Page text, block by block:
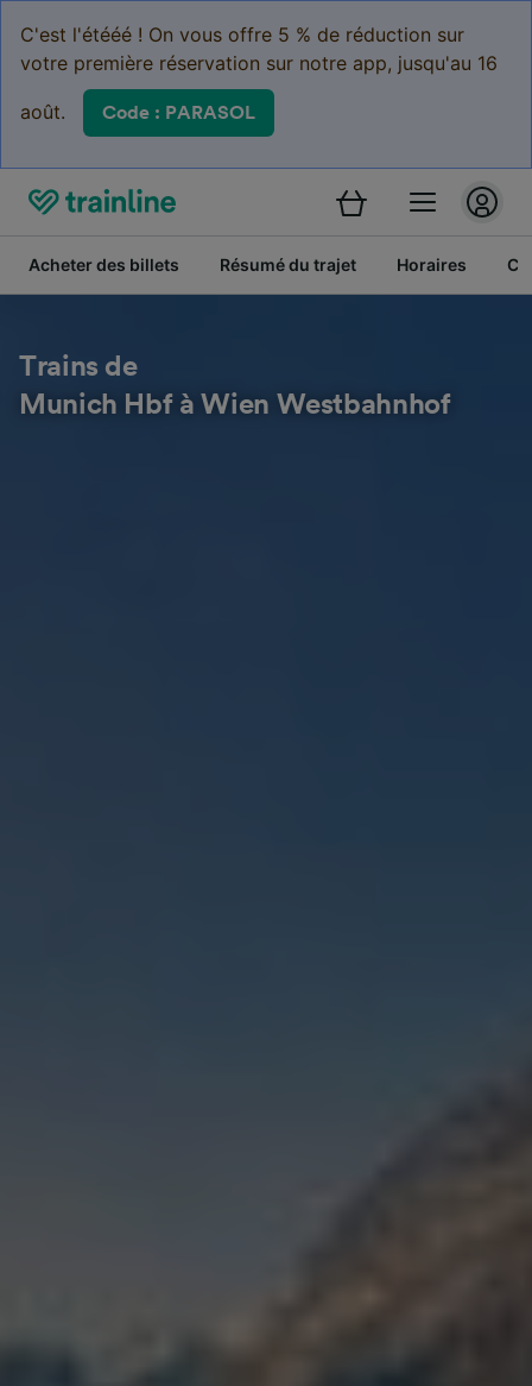
C'est l'étééé ! On vous offre 5 % de réduction sur
votre première réservation sur notre app, jusqu'au 16
août. Code : PARASOL
Acheter des billets Résumé du trajet Horaires
Trains de
Munich Hbf à Wien Westbahnhof